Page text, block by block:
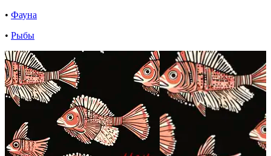
• Фауна
• Рыбы